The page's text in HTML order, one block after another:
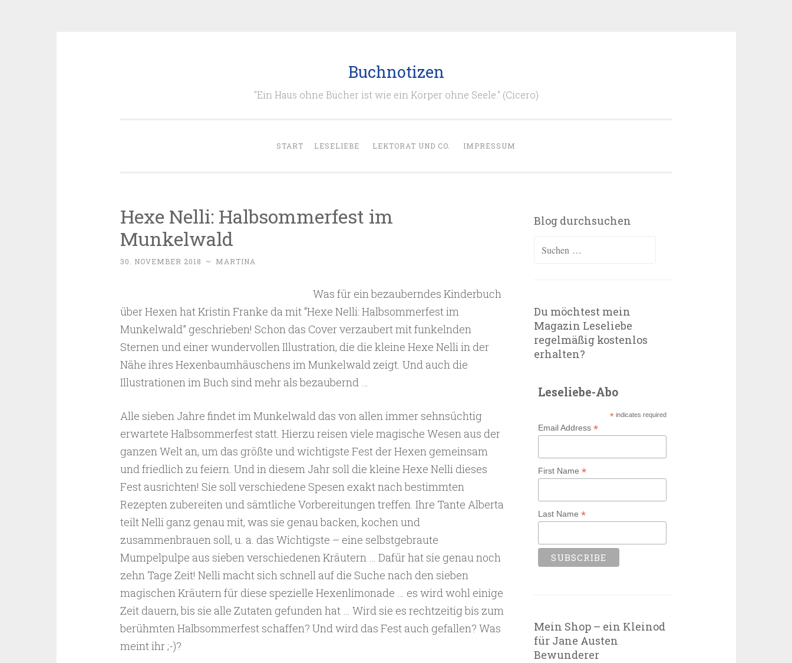
Buchnotizen
"Ein Haus ohne Bücher ist wie ein Körper ohne Seele." (Cicero)
START LESELIEBE LEKTORAT UND CO. IMPRESSUM
Hexe Nelli: Halbsommerfest im
Munkelwald
30. NOVEMBER 2018 ~ MARTINA
Was für ein bezauberndes Kinderbuch
über Hexen hat Kristin Franke da mit “Hexe Nelli: Halbsommerfest im
Munkelwald” geschrieben! Schon das Cover verzaubert mit funkelnden
Sternen und einer wundervollen Illustration, die die kleine Hexe Nelli in der
Nähe ihres Hexenbaumhäuschens im Munkelwald zeigt. Und auch die
Illustrationen im Buch sind mehr als bezaubernd …
Alle sieben Jahre findet im Munkelwald das von allen immer sehnsüchtig
erwartete Halbsommerfest statt. Hierzu reisen viele magische Wesen aus der
ganzen Welt an, um das größte und wichtigste Fest der Hexen gemeinsam
und friedlich zu feiern. Und in diesem Jahr soll die kleine Hexe Nelli dieses
Fest ausrichten! Sie soll verschiedene Spesen exakt nach bestimmten
Rezepten zubereiten und sämtliche Vorbereitungen treffen. Ihre Tante Alberta
teilt Nelli ganz genau mit, was sie genau backen, kochen und
zusammenbrauen soll, u. a. das Wichtigste – eine selbstgebraute
Mumpelpulpe aus sieben verschiedenen Kräutern … Dafür hat sie genau noch
zehn Tage Zeit! Nelli macht sich schnell auf die Suche nach den sieben
magischen Kräutern für diese spezielle Hexenlimonade … es wird wohl einige
Zeit dauern, bis sie alle Zutaten gefunden hat … Wird sie es rechtzeitig bis zum
berühmten Halbsommerfest schaffen? Und wird das Fest auch gefallen? Was
meint ihr ;-)?
Blog durchsuchen
Suchen
Du möchtest mein
Magazin Leseliebe
regelmäßig kostenlos
erhalten?
Leseliebe-Abo
* indicates required
Email Address*
First Name*
Last Name*
Mein Shop – ein Kleinod
für Jane Austen
Bewunderer